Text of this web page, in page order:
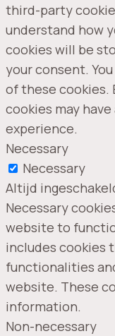
third-party
understand how
cookies will be
your consent.
of these cookies.
cookies may
experience.
Necessary
Necessary
Altijd
Necessary
website to
includes cookies
functionalities
website. These
information.
Non-necessary